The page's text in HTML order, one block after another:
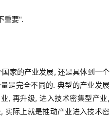
重要".
家的产业发展, 还是具体到一个
是完全不同的. 典型的产业发展
, 再升级, 进入技术密集型产业,
实际上就是推动产业进入技术密